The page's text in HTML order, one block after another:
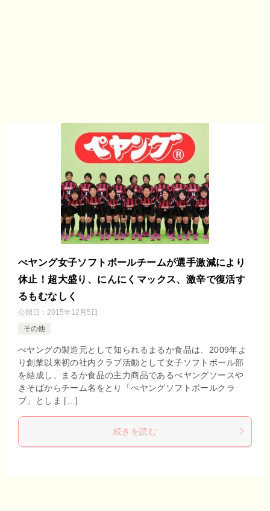
ぺヤング女子ソフトボールチームが選手激減により
休止！超大盛り、にんにくマックス、激辛で復活す
るもむなしく
公開日： 2015年12月5日
その他
ぺヤングの製造元として知られるまるか食品は、2009年よ
り創業以来初の社内クラブ活動として女子ソフトボール部
を結成し、まるか食品の主力商品であるぺヤングソースや
きそばからチーム名をとり「ぺヤングソフトボールクラ
ブ」としま […]
続きを読む